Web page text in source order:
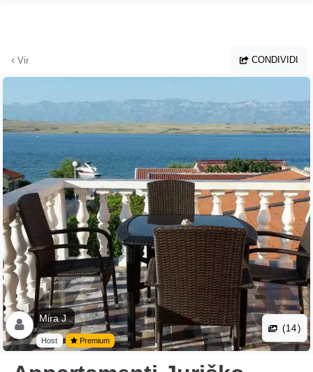
Vir CONDIVIDI
Mira J .
Host Premium
(14)